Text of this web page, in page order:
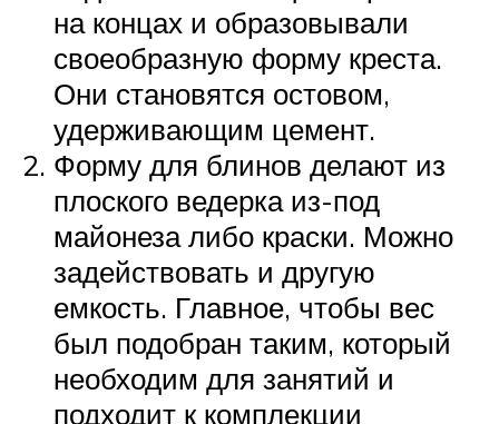
на концах и образовывали
своеобразную форму креста.
Они становятся остовом,
удерживающим цемент.
Форму для блинов делают из
плоского ведерка из-под
майонеза либо краски. Можно
задействовать и другую
емкость. Главное, чтобы вес
был подобран таким, который
необходим для занятий и
подходит к комплекции